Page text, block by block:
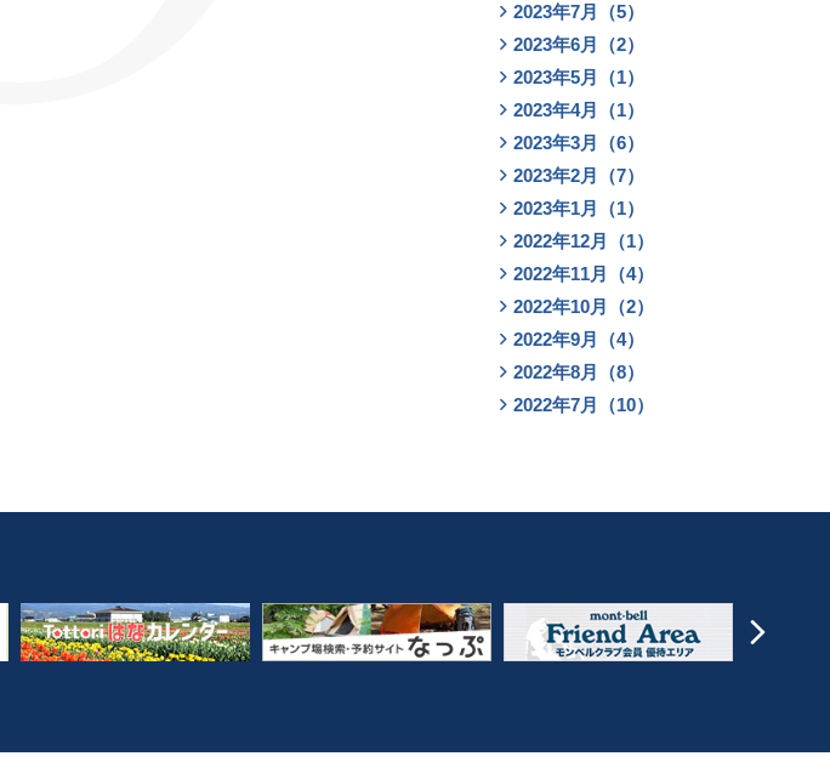
2023年7月（5）
2023年6月（2）
2023年5月（1）
2023年4月（1）
2023年3月（6）
2023年2月（7）
2023年1月（1）
2022年12月（1）
2022年11月（4）
2022年10月（2）
2022年9月（4）
2022年8月（8）
2022年7月（10）